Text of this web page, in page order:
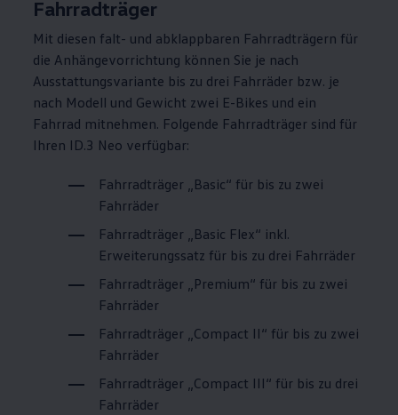
Fahrradträger
Mit diesen falt- und abklappbaren Fahrradträgern für
die Anhängevorrichtung können Sie je nach
Ausstattungsvariante bis zu drei Fahrräder bzw. je
nach Modell und Gewicht zwei E-Bikes und ein
Fahrrad mitnehmen. Folgende Fahrradträger sind für
Ihren ID.3 Neo verfügbar:
Fahrradträger „Basic“ für bis zu zwei
Fahrräder
Fahrradträger „Basic Flex“ inkl.
Erweiterungssatz für bis zu drei Fahrräder
Fahrradträger „Premium“ für bis zu zwei
Fahrräder
Fahrradträger „Compact II“ für bis zu zwei
Fahrräder
Fahrradträger „Compact III“ für bis zu drei
Fahrräder